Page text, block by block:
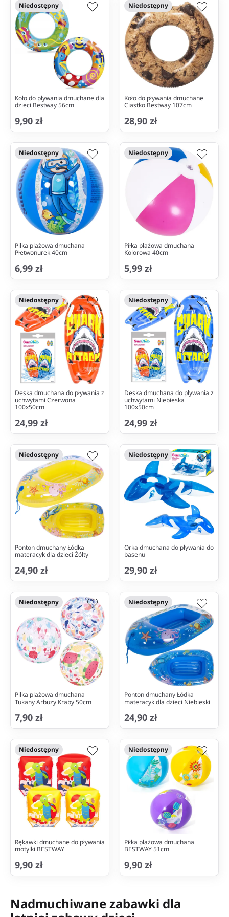
Niedostępny
Koło do pływania dmuchane dla
dzieci Bestway 56cm
9,90 zł
Niedostępny
Koło do pływania dmuchane
Ciastko Bestway 107cm
28,90 zł
Niedostępny
Piłka plażowa dmuchana
Płetwonurek 40cm
6,99 zł
Niedostępny
Piłka plażowa dmuchana
Kolorowa 40cm
5,99 zł
Niedostępny
Deska dmuchana do pływania z
uchwytami Czerwona
100x50cm
24,99 zł
Niedostępny
Deska dmuchana do pływania z
uchwytami Niebieska
100x50cm
24,99 zł
Niedostępny
Ponton dmuchany Łódka
materacyk dla dzieci Żółty
24,90 zł
Niedostępny
Orka dmuchana do pływania do
basenu
29,90 zł
Niedostępny
Piłka plażowa dmuchana
Tukany Arbuzy Kraby 50cm
7,90 zł
Niedostępny
Ponton dmuchany Łódka
materacyk dla dzieci Niebieski
24,90 zł
Niedostępny
Rękawki dmuchane do pływania
motylki BESTWAY
9,90 zł
Niedostępny
Piłka plażowa dmuchana
BESTWAY 51cm
9,90 zł
Nadmuchiwane zabawki dla